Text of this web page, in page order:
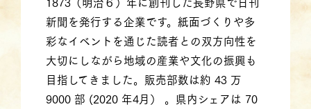
新聞を発行する企業です。紙面づくりや多
彩なイベントを通じた読者との双方向性を
大切にしながら地域の産業や文化の振興も
目指してきました。販売部数は約 43 万
9000 部 (2020 年4月） 。県内シェアは 70